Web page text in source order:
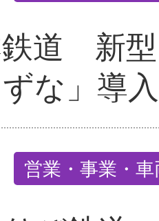
道 新
な」導入
営業・事業・